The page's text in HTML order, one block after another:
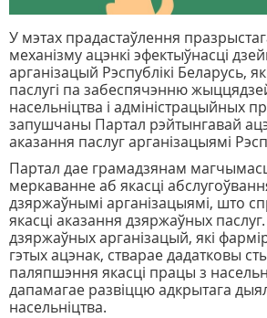
У мэтах прадастаўлення
механізму ацэнкі эфектыўнасці
арганізацый Рэспублікі Беларусь,
паслугі па забеспячэнню
насельніцтва і адміністрацыйных
запушчаны Партал рэйтынгавай
аказання паслуг арганізацыямі
Партал дае грамадзянам
меркаванне аб якасці
дзяржаўнымі арганізацыямі, што
якасці аказання дзяржаўных
дзяржаўных арганізацый, які
гэтых ацэнак, стварае дадатковы
паляпшэння якасці працы з
дапамагае развіццю адкрытага
насельніцтва.